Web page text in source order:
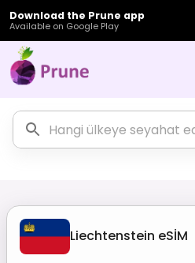
Download the Prune app
Available on Google Play
Liechtenstein eSİM